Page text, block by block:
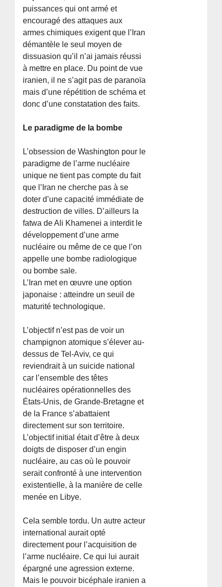
puissances qui ont armé et
encouragé des attaques aux
armes chimiques exigent que l’Iran
démantèle le seul moyen de
dissuasion qu’il n’ai jamais réussi
à mettre en place. Du point de vue
iranien, il ne s’agit pas de paranoïa
mais d’une répétition de schéma et
donc d’une constatation des faits.
Le paradigme de la bombe
L’obsession de Washington pour le
paradigme de l’arme nucléaire
unique ne tient pas compte du fait
que l’Iran ne cherche pas à se
doter d’une capacité immédiate de
destruction de villes. D’ailleurs la
fatwa de Ali Khamenei a interdit le
développement d’une arme
nucléaire ou même de ce que l’on
appelle une bombe radiologique
ou bombe sale.
L’Iran met en œuvre une option
japonaise : atteindre un seuil de
maturité technologique.
L’objectif n’est pas de voir un
champignon atomique s’élever au-
dessus de Tel-Aviv, ce qui
reviendrait à un suicide national
car l’ensemble des têtes
nucléaires opérationnelles des
États-Unis, de Grande-Bretagne et
de la France s’abattaient
directement sur son territoire.
L’objectif initial était d’être à deux
doigts de disposer d’un engin
nucléaire, au cas où le pouvoir
serait confronté à une intervention
existentielle, à la manière de celle
menée en Libye.
Cela semble tordu. Un autre acteur
international aurait opté
directement pour l’acquisition de
l’arme nucléaire. Ce qui lui aurait
épargné une agression externe.
Mais le pouvoir bicéphale iranien a